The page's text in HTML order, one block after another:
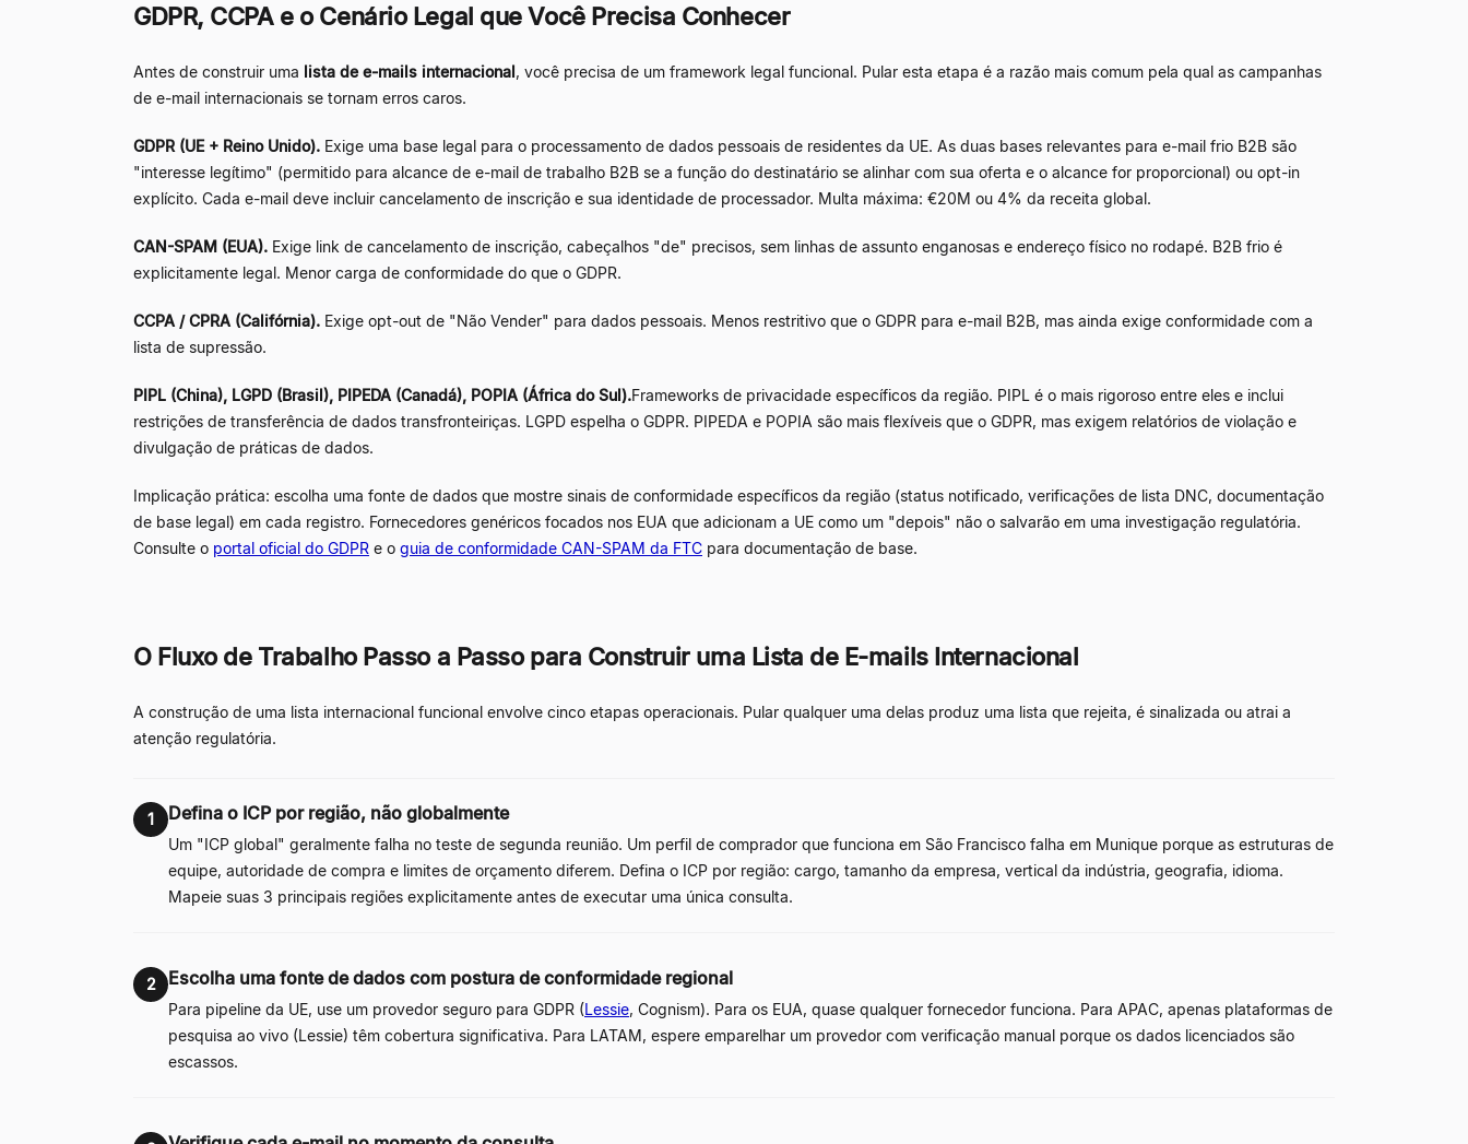
GDPR, CCPA e o Cenário Legal que Você Precisa Conhecer
Antes de construir uma lista de e-mails internacional, você precisa de um framework legal funcional. Pular esta etapa é a razão mais comum pela qual as campanhas
de e-mail internacionais se tornam erros caros.
GDPR (UE + Reino Unido). Exige uma base legal para o processamento de dados pessoais de residentes da UE. As duas bases relevantes para e-mail frio B2B são
"interesse legítimo" (permitido para alcance de e-mail de trabalho B2B se a função do destinatário se alinhar com sua oferta e o alcance for proporcional) ou opt-in
explícito. Cada e-mail deve incluir cancelamento de inscrição e sua identidade de processador. Multa máxima: €20M ou 4% da receita global.
CAN-SPAM (EUA). Exige link de cancelamento de inscrição, cabeçalhos "de" precisos, sem linhas de assunto enganosas e endereço físico no rodapé. B2B frio é
explicitamente legal. Menor carga de conformidade do que o GDPR.
CCPA / CPRA (Califórnia). Exige opt-out de "Não Vender" para dados pessoais. Menos restritivo que o GDPR para e-mail B2B, mas ainda exige conformidade com a
lista de supressão.
PIPL (China), LGPD (Brasil), PIPEDA (Canadá), POPIA (África do Sul).Frameworks de privacidade específicos da região. PIPL é o mais rigoroso entre eles e inclui
restrições de transferência de dados transfronteiriças. LGPD espelha o GDPR. PIPEDA e POPIA são mais flexíveis que o GDPR, mas exigem relatórios de violação e
divulgação de práticas de dados.
Implicação prática: escolha uma fonte de dados que mostre sinais de conformidade específicos da região (status notificado, verificações de lista DNC, documentação
de base legal) em cada registro. Fornecedores genéricos focados nos EUA que adicionam a UE como um "depois" não o salvarão em uma investigação regulatória.
Consulte o portal oficial do GDPR e o guia de conformidade CAN-SPAM da FTC para documentação de base.
O Fluxo de Trabalho Passo a Passo para Construir uma Lista de E-mails Internacional
A construção de uma lista internacional funcional envolve cinco etapas operacionais. Pular qualquer uma delas produz uma lista que rejeita, é sinalizada ou atrai a
atenção regulatória.
1 Defina o ICP por região, não globalmente
Um "ICP global" geralmente falha no teste de segunda reunião. Um perfil de comprador que funciona em São Francisco falha em Munique porque as estruturas de
equipe, autoridade de compra e limites de orçamento diferem. Defina o ICP por região: cargo, tamanho da empresa, vertical da indústria, geografia, idioma.
Mapeie suas 3 principais regiões explicitamente antes de executar uma única consulta.
2 Escolha uma fonte de dados com postura de conformidade regional
Para pipeline da UE, use um provedor seguro para GDPR (Lessie, Cognism). Para os EUA, quase qualquer fornecedor funciona. Para APAC, apenas plataformas de
pesquisa ao vivo (Lessie) têm cobertura significativa. Para LATAM, espere emparelhar um provedor com verificação manual porque os dados licenciados são
escassos.